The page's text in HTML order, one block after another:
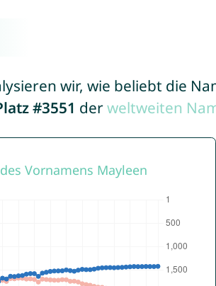
wir, wie beliebt die
#3551 derweltweiten